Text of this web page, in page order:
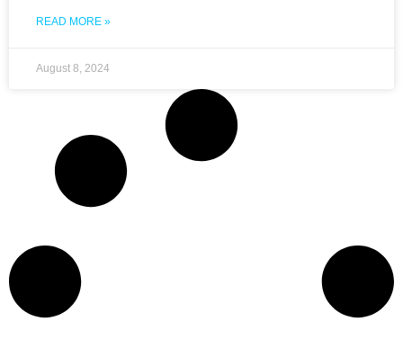
READ MORE »
August 8, 2024